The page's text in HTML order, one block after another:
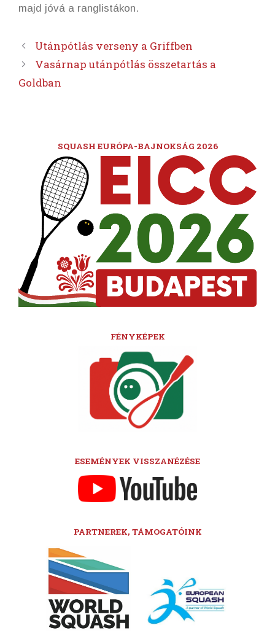
majd jóvá a ranglistákon.
Utánpótlás verseny a Griffben
Vasárnap utánpótlás összetartás a
Goldban
SQUASH EURÓPA-BAJNOKSÁG 2026
FÉNYKÉPEK
ESEMÉNYEK VISSZANÉZÉSE
PARTNEREK, TÁMOGATÓINK